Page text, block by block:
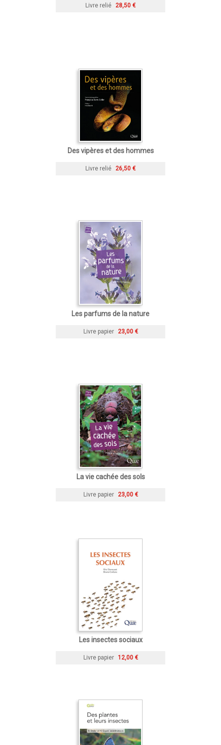
Livre relié 28,50 €
Des vipères et des hommes
Livre relié 26,50 €
Les parfums de la nature
Livre papier 23,00 €
La vie cachée des sols
Livre papier 23,00 €
Les insectes sociaux
Livre papier 12,00 €